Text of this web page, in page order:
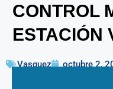
CONTROL
ESTACIÓN
Vasquez octubre 2,